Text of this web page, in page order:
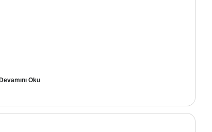
Devamını Oku